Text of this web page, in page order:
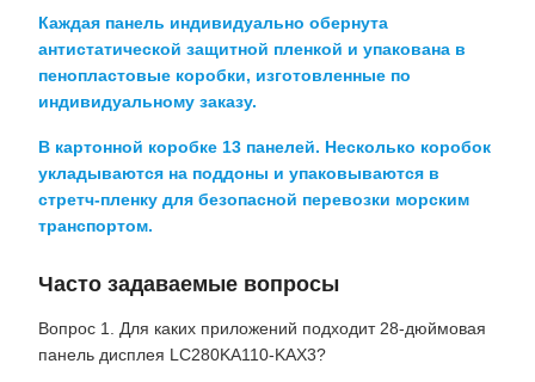
Каждая панель индивидуально обернута
антистатической защитной пленкой и упакована в
пенопластовые коробки, изготовленные по
индивидуальному заказу.
В картонной коробке 13 панелей. Несколько коробок
укладываются на поддоны и упаковываются в
стретч-пленку для безопасной перевозки морским
транспортом.
Часто задаваемые вопросы
Вопрос 1. Для каких приложений подходит 28-дюймовая
панель дисплея LC280KA110-KAX3?